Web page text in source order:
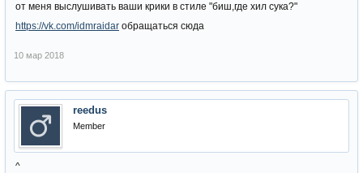
от меня выслушивать ваши крики в стиле "биш,где хил сука?"
https://vk.com/idmraidar обращаться сюда
10 мар 2018
reedus
Member
^